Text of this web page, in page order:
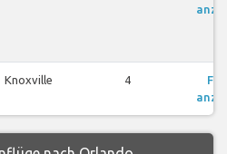
Knoxville 4